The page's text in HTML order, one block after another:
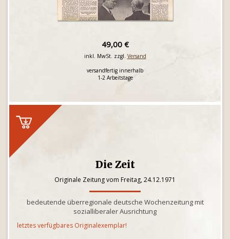
49,00 €
inkl. MwSt. zzgl. Versand
versandfertig innerhalb
1-2 Arbeitstage
Die Zeit
Originale Zeitung vom Freitag, 24.12.1971
bedeutende überregionale deutsche Wochenzeitung mit
sozialliberaler Ausrichtung
letztes verfügbares Originalexemplar!